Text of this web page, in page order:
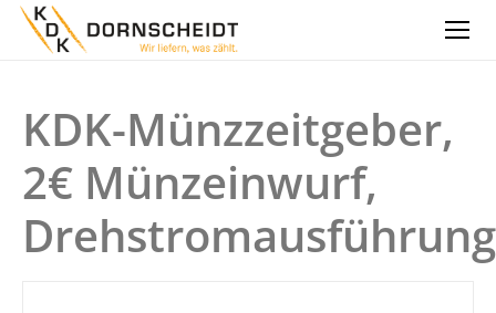
KDK-Münzzeitgeber,
2€ Münzeinwurf,
Drehstromausführung